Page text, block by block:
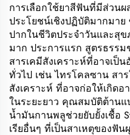
การเลือกใช้ยาสีฟันที่มีส่วน
ประโยชน์เชิงปฏิบัติมากมา
ปากในชีวิตประจำวันและสุข
มาก ประการแรก สูตรธรร
สารเคมีสังเคราะห์ที่อาจเป็
ทั่วไป เช่น ไทรโคลซาน สา
สังเคราะห์ ที่อาจก่อให้เกิด
ในระยะยาว คุณสมบัติต้านแ
น้ำมันกานพลูช่วยยับยั้งเชื้อ
เรียอื่นๆ ที่เป็นสาเหตุของฟั